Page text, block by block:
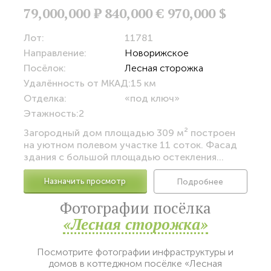
79,000,000Р 840,000 € 970,000 $
Лот:
11781
Направление:
Новорижское
Посёлок:
Лесная сторожка
Удалённость от МКАД:15 км
Отделка:
«под ключ»
Этажность:2
Загородный дом площадью 309 м² построен
на уютном полевом участке 11 соток. Фасад
здания с большой площадью остекления...
Назначить просмотр Подробнее
Фотографии посёлка
«Лесная сторожка»
Посмотрите фотографии инфраструктуры и
домов в коттеджном посёлке «Лесная